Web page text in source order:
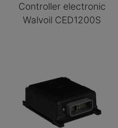
Controller electronic
Walvoil CED1200S